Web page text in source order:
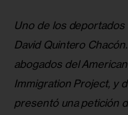
Uno de los deportados
David Quintero
abogados del
Immigration Project, y
presentó una petición